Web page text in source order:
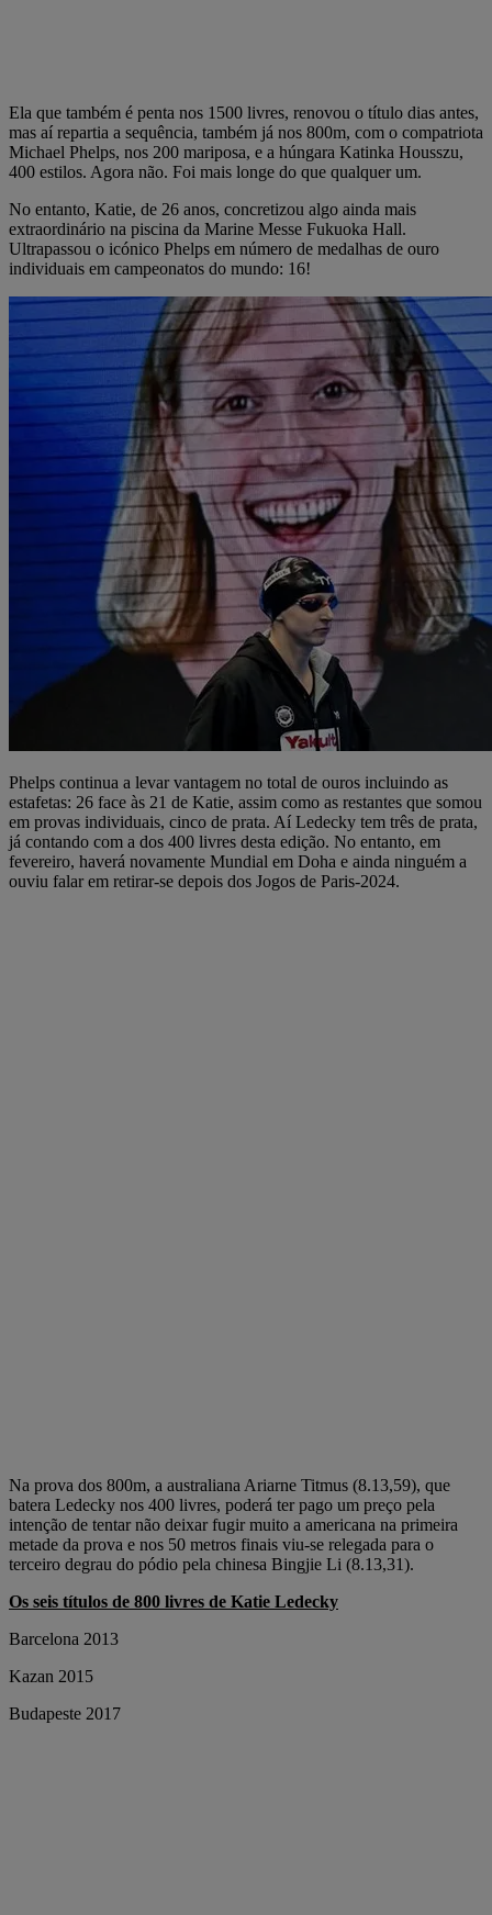
Ela que também é penta nos 1500 livres, renovou o título dias antes,
mas aí repartia a sequência, também já nos 800m, com o compatriota
Michael Phelps, nos 200 mariposa, e a húngara Katinka Housszu,
400 estilos. Agora não. Foi mais longe do que qualquer um.
No entanto, Katie, de 26 anos, concretizou algo ainda mais
extraordinário na piscina da Marine Messe Fukuoka Hall.
Ultrapassou o icónico Phelps em número de medalhas de ouro
individuais em campeonatos do mundo: 16!
Phelps continua a levar vantagem no total de ouros incluindo as
estafetas: 26 face às 21 de Katie, assim como as restantes que somou
em provas individuais, cinco de prata. Aí Ledecky tem três de prata,
já contando com a dos 400 livres desta edição. No entanto, em
fevereiro, haverá novamente Mundial em Doha e ainda ninguém a
ouviu falar em retirar-se depois dos Jogos de Paris-2024.
Na prova dos 800m, a australiana Ariarne Titmus (8.13,59), que
batera Ledecky nos 400 livres, poderá ter pago um preço pela
intenção de tentar não deixar fugir muito a americana na primeira
metade da prova e nos 50 metros finais viu-se relegada para o
terceiro degrau do pódio pela chinesa Bingjie Li (8.13,31).
Os seis títulos de 800 livres de Katie Ledecky
Barcelona 2013
Kazan 2015
Budapeste 2017